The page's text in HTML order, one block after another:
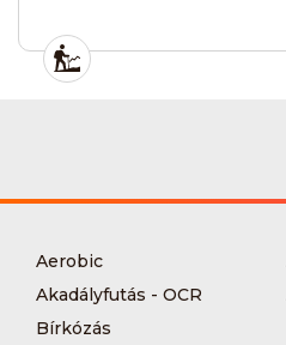
Aerobic
Akadályfutás - OCR
Bírkózás